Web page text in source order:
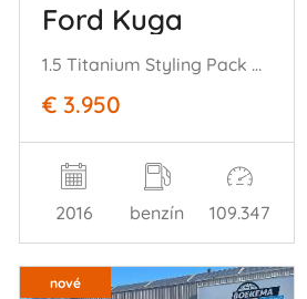
Ford Kuga
1.5 Titanium Styling Pack Navigatie Cruise Climate Stoelverw.
€ 3.950
2016 benzín 109.347
nové